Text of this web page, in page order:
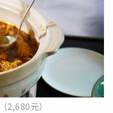
2,680元）